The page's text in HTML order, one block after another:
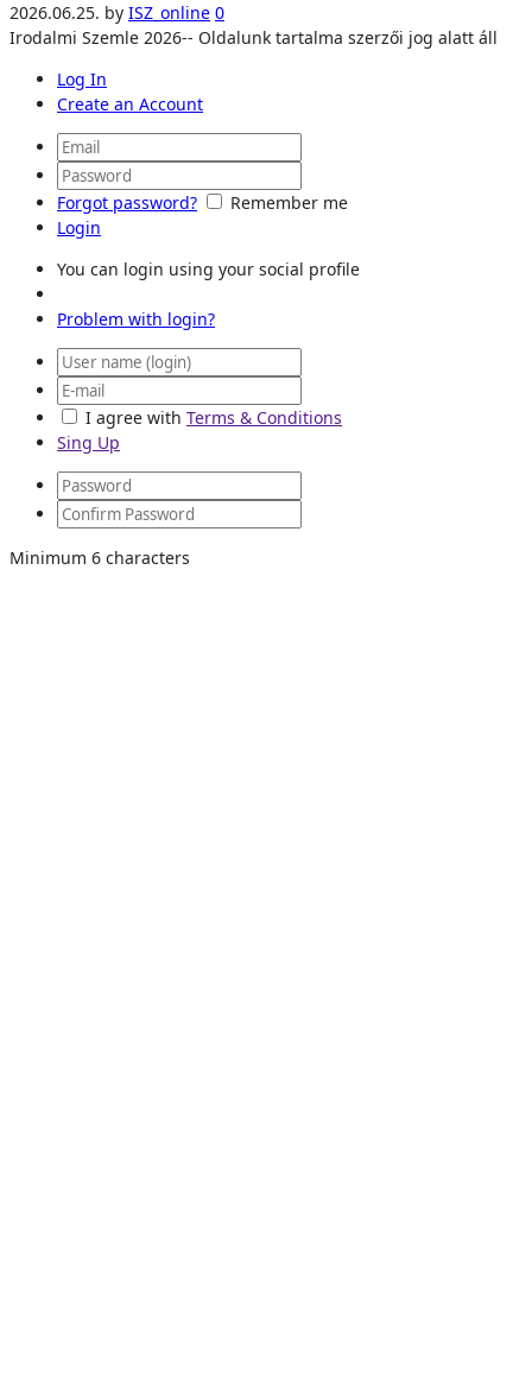
2026.06.25. by ISZ_online 0
Irodalmi Szemle 2026-- Oldalunk tartalma szerzői jog alatt áll
Log In
Create an Account
Forgot password?
Remember me
Login
You can login using your social profile
Problem with login?
I agree with Terms & Conditions
Sing Up
Minimum 6 characters